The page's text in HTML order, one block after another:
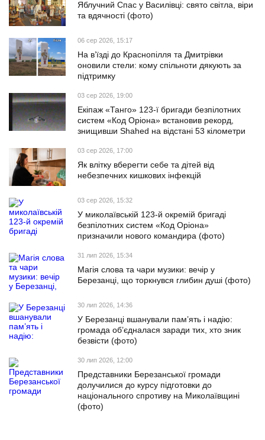
Яблучний Спас у Василівці: свято світла, віри
та вдячності (фото)
06 сер 2026, 15:17
На в’їзді до Краснопілля та Дмитрівки
оновили стели: кому спільноти дякують за
підтримку
03 сер 2026, 19:00
Екіпаж «Танго» 123-ї бригади безпілотних
систем «Код Оріона» встановив рекорд,
знищивши Shahed на відстані 53 кілометри
03 сер 2026, 17:00
Як влітку вберегти себе та дітей від
небезпечних кишкових інфекцій
03 сер 2026, 15:32
У миколаївській 123-й окремій бригаді
безпілотних систем «Код Оріона»
призначили нового командира (фото)
31 лип 2026, 15:34
Магія слова та чари музики: вечір у
Березанці, що торкнувся глибин душі (фото)
30 лип 2026, 14:36
У Березанці вшанували пам’ять і надію:
громада об’єдналася заради тих, хто зник
безвісти (фото)
30 лип 2026, 12:00
Представники Березанської громади
долучилися до курсу підготовки до
національного спротиву на Миколаївщині
(фото)